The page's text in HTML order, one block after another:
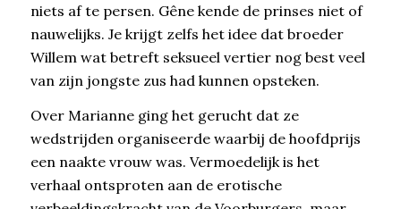
niets af te persen. Gêne kende de prinses niet of
nauwelijks. Je krijgt zelfs het idee dat broeder
Willem wat betreft seksueel vertier nog best veel
van zijn jongste zus had kunnen opsteken.
Over Marianne ging het gerucht dat ze
wedstrijden organiseerde waarbij de hoofdprijs
een naakte vrouw was. Vermoedelijk is het
verhaal ontsproten aan de erotische